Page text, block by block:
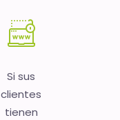
Si sus
clientes
tienen